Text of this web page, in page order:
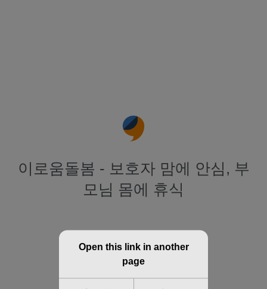
이로움돌봄 - 보호자 맘에 안심, 부
모님 몸에 휴식